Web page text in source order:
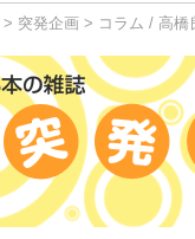
> 突発企画 > コラム / 高橋